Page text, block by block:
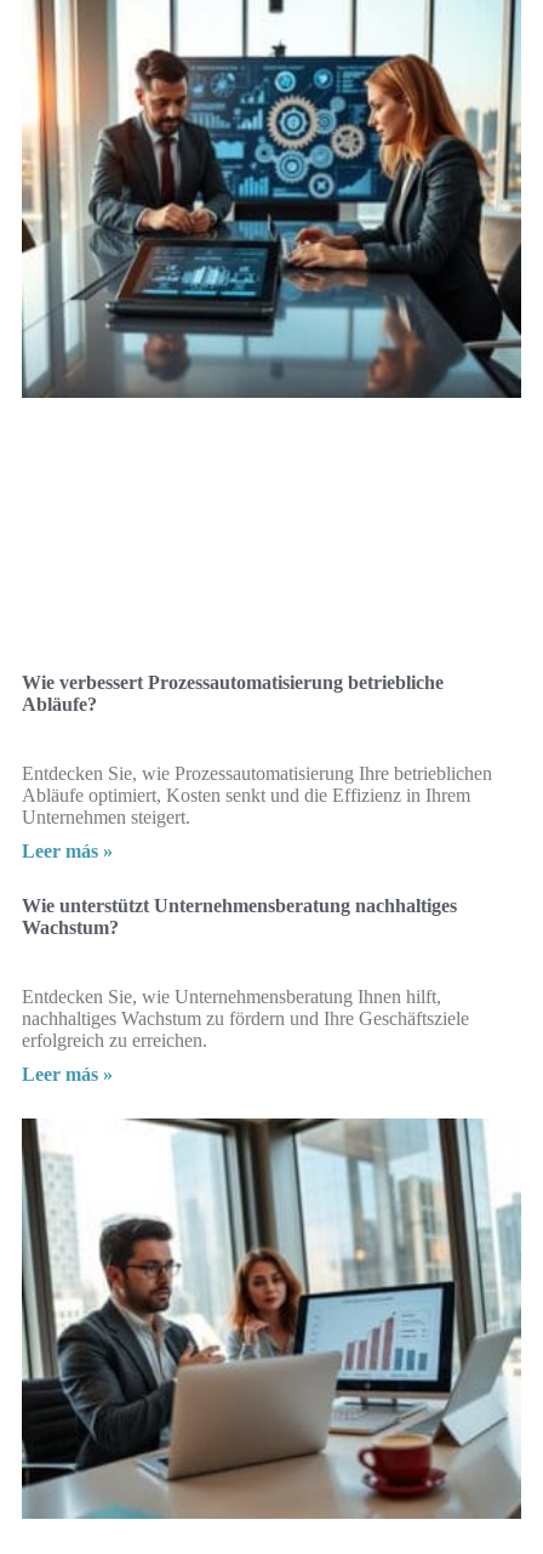
Wie verbessert Prozessautomatisierung betriebliche
Abläufe?
Entdecken Sie, wie Prozessautomatisierung Ihre betrieblichen
Abläufe optimiert, Kosten senkt und die Effizienz in Ihrem
Unternehmen steigert.
Leer más »
Wie unterstützt Unternehmensberatung nachhaltiges
Wachstum?
Entdecken Sie, wie Unternehmensberatung Ihnen hilft,
nachhaltiges Wachstum zu fördern und Ihre Geschäftsziele
erfolgreich zu erreichen.
Leer más »